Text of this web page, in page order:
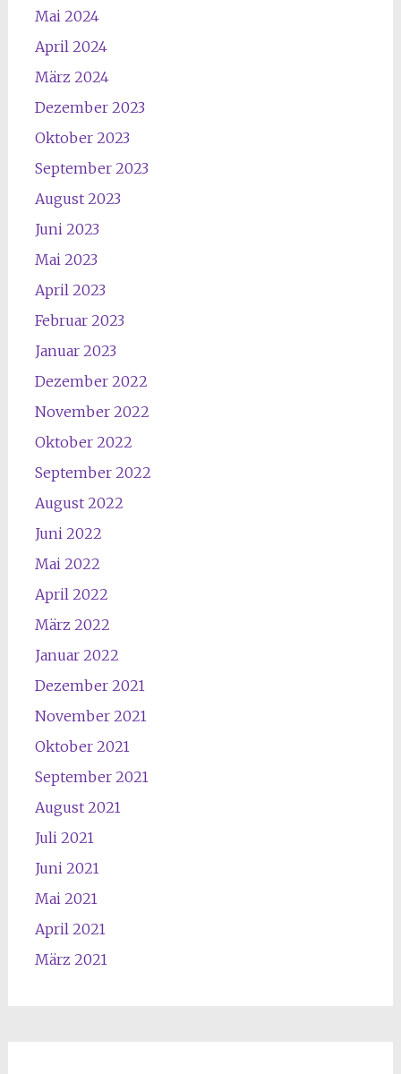
Mai 2024
April 2024
März 2024
Dezember 2023
Oktober 2023
September 2023
August 2023
Juni 2023
Mai 2023
April 2023
Februar 2023
Januar 2023
Dezember 2022
November 2022
Oktober 2022
September 2022
August 2022
Juni 2022
Mai 2022
April 2022
März 2022
Januar 2022
Dezember 2021
November 2021
Oktober 2021
September 2021
August 2021
Juli 2021
Juni 2021
Mai 2021
April 2021
März 2021